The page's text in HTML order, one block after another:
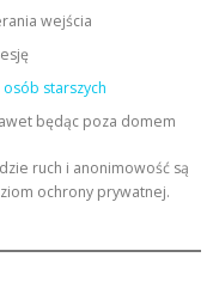
wejścia
starszych
będąc poza domem
ruch i anonimowość są
ochrony prywatnej.